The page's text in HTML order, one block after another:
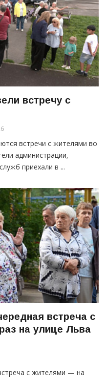
встречу с
встречи с жителями во
администрации,
приехали в ...
встреча с
на улице Льва
с жителями — на